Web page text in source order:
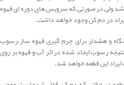
ولی در صورتی که سرویس های دوره ای قهوه
در دم کن وجود خواهد داشت.
و هشدار برای جرم گیری قهوه ساز،رسوب
رسوب ایجاد شده در اثر آب و قهوه بر روی
این قطعه خواهد شد.